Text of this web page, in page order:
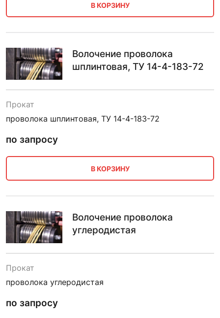
В КОРЗИНУ
Волочение проволока
шплинтовая, ТУ 14-4-183-72
Прокат
проволока шплинтовая, ТУ 14-4-183-72
по запросу
В КОРЗИНУ
Волочение проволока
углеродистая
Прокат
проволока углеродистая
по запросу